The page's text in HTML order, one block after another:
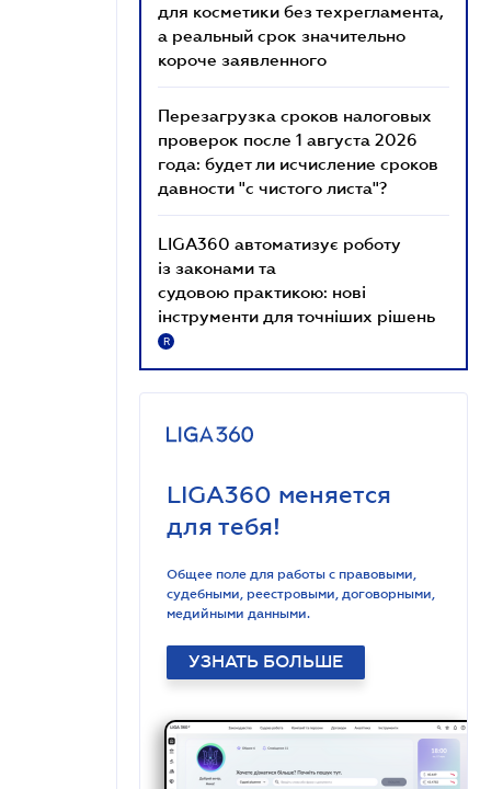
для косметики без техрегламента,
а реальный срок значительно
короче заявленного
Перезагрузка сроков налоговых
проверок после 1 августа 2026
года: будет ли исчисление сроков
давности "с чистого листа"?
LIGA360 автоматизує роботу
із законами та
судовою практикою: нові
інструменти для точніших рішень
R
LIGA360 меняется
для тебя!
Общее поле для работы с правовыми,
судебными, реестровыми, договорными,
медийными данными.
УЗНАТЬ БОЛЬШЕ